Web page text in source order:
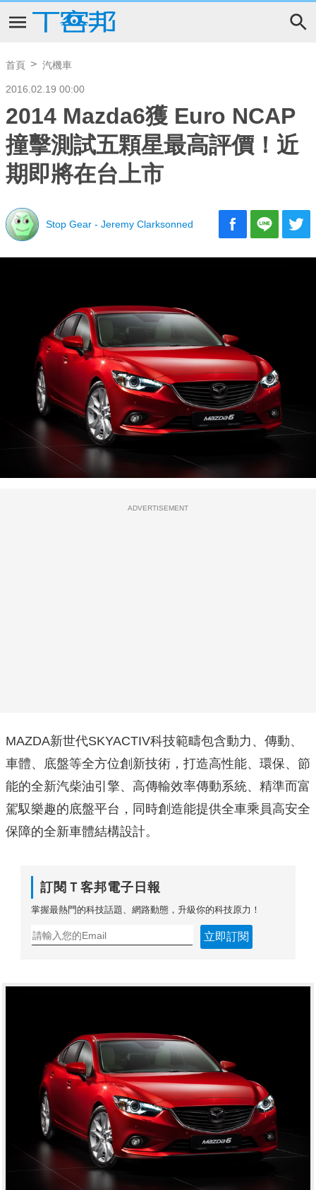
首頁 汽機車
2016.02.19 00:00
2014 Mazda6獲 Euro NCAP
撞擊測試五顆星最高評價！近
期即將在台上市
Stop Gear - Jeremy Clarksonned
ADVERTISEMENT
MAZDA新世代SKYACTIV科技範疇包含動力、傳動、
車體、底盤等全方位創新技術，打造高性能、環保、節
能的全新汽柴油引擎、高傳輸效率傳動系統、精準而富
駕馭樂趣的底盤平台，同時創造能提供全車乘員高安全
保障的全新車體結構設計。
訂閱Ｔ客邦電子日報
掌握最熱門的科技話題、網路動態，升級你的科技原力！
立即訂閱